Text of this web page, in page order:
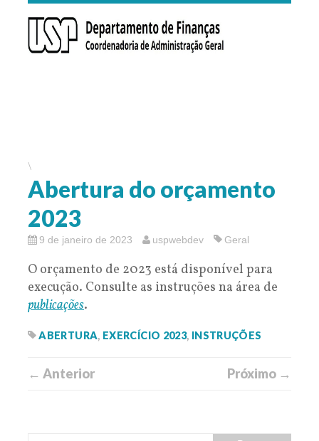
\
Abertura do orçamento
2023
9 de janeiro de 2023 uspwebdev Geral
O orçamento de 2023 está disponível para
execução. Consulte as instruções na área de
publicações.
ABERTURA, EXERCÍCIO 2023, INSTRUÇÕES
← Anterior Próximo →